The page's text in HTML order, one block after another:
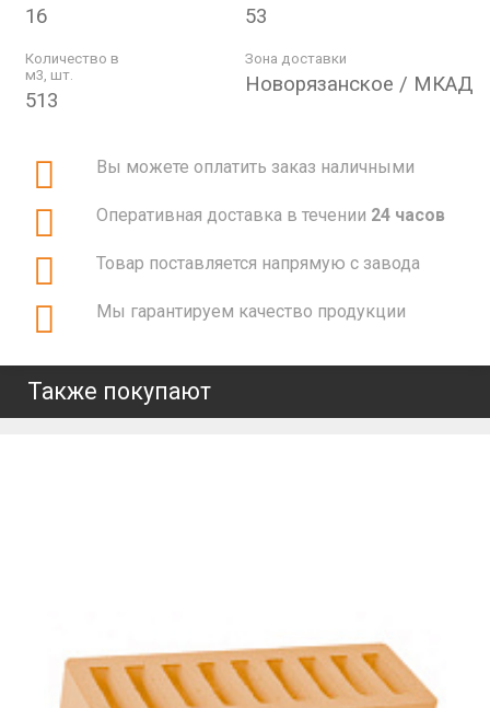
16 53
Количество в
м3, шт.
513
Зона доставки
Новорязанское / МКАД
Вы можете оплатить заказ наличными
Оперативная доставка в течении 24 часов
Товар поставляется напрямую с завода
Мы гарантируем качество продукции
Также покупают